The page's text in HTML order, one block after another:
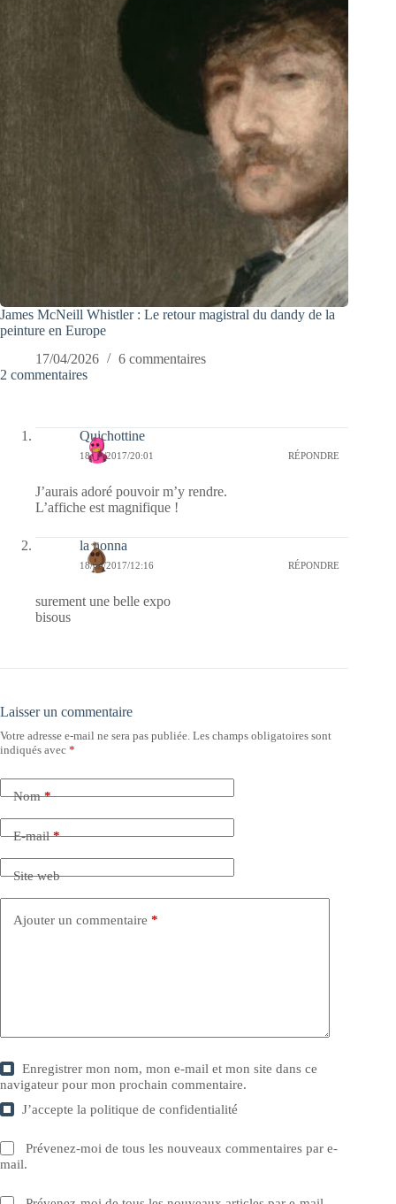
James McNeill Whistler : Le retour magistral du dandy de la
peinture en Europe
17/04/2026
6 commentaires
2 commentaires
Quichottine
18/09/2017/20:01 RÉPONDRE
J’aurais adoré pouvoir m’y rendre.
L’affiche est magnifique !
la nonna
18/09/2017/12:16 RÉPONDRE
surement une belle expo
bisous
Laisser un commentaire
Votre adresse e-mail ne sera pas publiée. Les champs obligatoires sont
indiqués avec *
Nom*
E-mail*
Site web
Ajouter un commentaire *
Enregistrer mon nom, mon e-mail et mon site dans ce
navigateur pour mon prochain commentaire.
J’accepte lapolitique de confidentialité
Prévenez-moi de tous les nouveaux commentaires par e-
mail.